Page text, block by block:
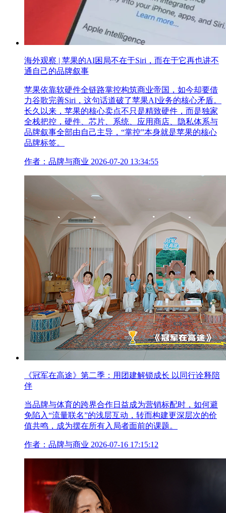
海外观察 | 苹果的AI困局不在于Siri，而在于它再也讲不
通自己的品牌叙事
苹果依靠软硬件全链路掌控构筑商业帝国，如今却要借
力谷歌完善Siri，这句话道破了苹果AI业务的核心矛盾。
长久以来，苹果的核心卖点不只是精致硬件，而是独家
全栈把控，硬件、芯片、系统、应用商店、隐私体系与
品牌叙事全部由自己主导，“掌控”本身就是苹果的核心
品牌标签。
作者：品牌与商业 2026-07-20 13:34:55
《冠军在高途》第二季：用团建解锁成长 以同行诠释陪
伴
当品牌与体育的跨界合作日益成为营销标配时，如何避
免陷入“流量联名”的浅层互动，转而构建更深层次的价
值共鸣，成为摆在所有入局者面前的课题。
作者：品牌与商业 2026-07-16 17:15:12